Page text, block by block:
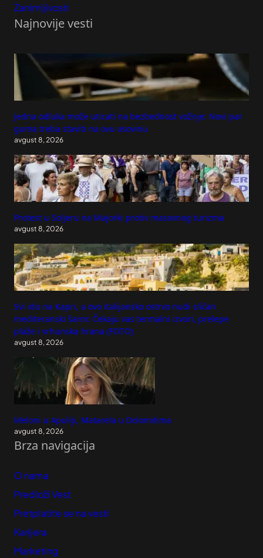
Zanimljivosti
Najnovije vesti
Jedna odluka može uticati na bezbednost vožnje: Novi par
guma treba staviti na ovu osovinu
avgust 8, 2026
Protest u Soljeru na Majorki protiv masovnog turizma
avgust 8, 2026
Svi idu na Kapri, a ovo italijansko ostrvo nudi sličan
mediteranski šarm: Čekaju vas termalni izvori, prelepe
plaže i vrhunska hrana (FOTO)
avgust 8, 2026
Meloni u Apuliji, Matarela u Dolomitima
avgust 8, 2026
Brza navigacija
O nama
Predloži Vest
Pretplatite se na vesti
Karijera
Marketing